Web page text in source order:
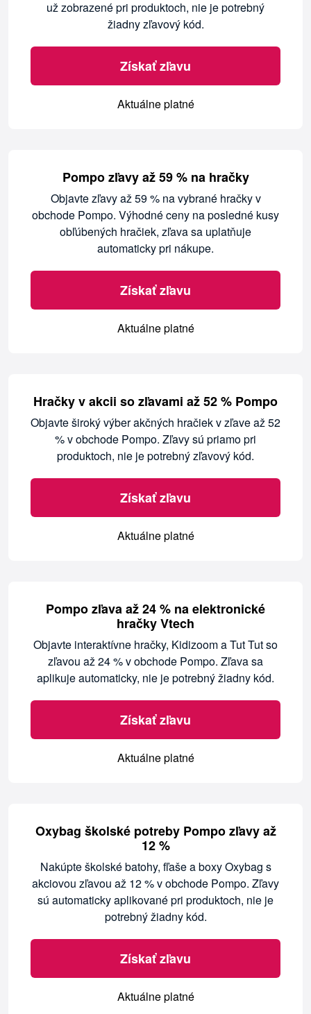
už zobrazené pri produktoch, nie je potrebný
žiadny zľavový kód.
Získať zľavu
Aktuálne platné
Pompo zľavy až 59 % na hračky
Objavte zľavy až 59 % na vybrané hračky v
obchode Pompo. Výhodné ceny na posledné kusy
obľúbených hračiek, zľava sa uplatňuje
automaticky pri nákupe.
Získať zľavu
Aktuálne platné
Hračky v akcii so zľavami až 52 % Pompo
Objavte široký výber akčných hračiek v zľave až 52
% v obchode Pompo. Zľavy sú priamo pri
produktoch, nie je potrebný zľavový kód.
Získať zľavu
Aktuálne platné
Pompo zľava až 24 % na elektronické
hračky Vtech
Objavte interaktívne hračky, Kidizoom a Tut Tut so
zľavou až 24 % v obchode Pompo. Zľava sa
aplikuje automaticky, nie je potrebný žiadny kód.
Získať zľavu
Aktuálne platné
Oxybag školské potreby Pompo zľavy až
12 %
Nakúpte školské batohy, fľaše a boxy Oxybag s
akciovou zľavou až 12 % v obchode Pompo. Zľavy
sú automaticky aplikované pri produktoch, nie je
potrebný žiadny kód.
Získať zľavu
Aktuálne platné